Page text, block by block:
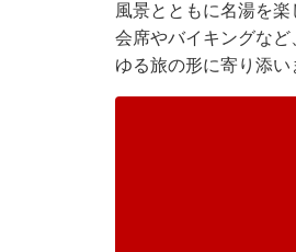
風景とともに名湯を
会席やバイキングな
ゆる旅の形に寄り添い